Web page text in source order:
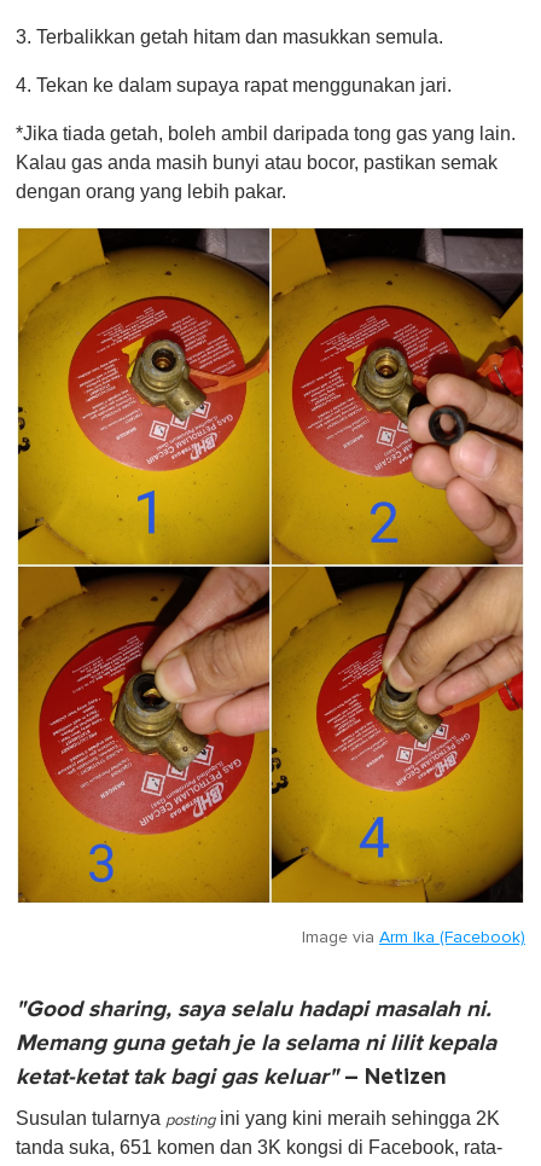
3. Terbalikkan getah hitam dan masukkan semula.
4. Tekan ke dalam supaya rapat menggunakan jari.
*Jika tiada getah, boleh ambil daripada tong gas yang lain.
Kalau gas anda masih bunyi atau bocor, pastikan semak
dengan orang yang lebih pakar.
Image via Arm Ika (Facebook)
"Good sharing, saya selalu hadapi masalah ni.
Memang guna getah je la selama ni lilit kepala
ketat-ketat tak bagi gas keluar"– Netizen
Susulan tularnya postingini yang kini meraih sehingga 2K
tanda suka, 651 komen dan 3K kongsi di Facebook, rata-